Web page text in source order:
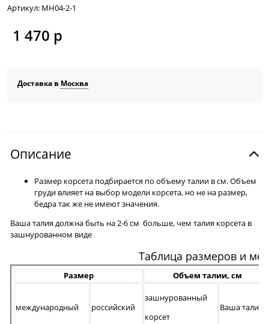
Артикул: МН04-2-1
1 470 р
Доставка в Москва
Описание
Размер корсета подбирается по объему талии в см. Объем
груди влияет на выбор модели корсета, но не на размер,
бедра так же не имеют значения.
Ваша талия должна быть на 2-6 см больше, чем талия корсета в
зашнурованном виде
Таблица размеров и
Размер Объем талии, см
международный российский
зашнурованный
корсет
Ваша талия